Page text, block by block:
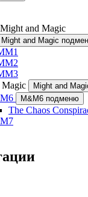
and Magic
Might and Magic
Might and
M&M6 подменю
The Chaos